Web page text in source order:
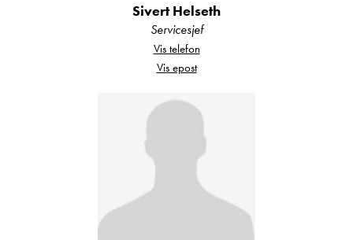
Airbag passasjer
Automatisk parabol
Dieselpartikkelfilter
Elektriske vinduer
Fast toalett
Frostfri spillvanntank
Sivert Helseth
Servicesjef
Vis telefon
Vis epost